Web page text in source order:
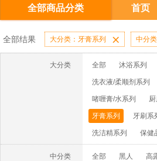
全部商品分类 首页
全部结果 大分类：牙膏系列  中分
大分类 全部 沐浴系列
洗衣液/柔顺剂系列
啫喱膏/水系列
牙膏系列 牙刷系
洗洁精系列 保健
中分类 全部 黑人 高